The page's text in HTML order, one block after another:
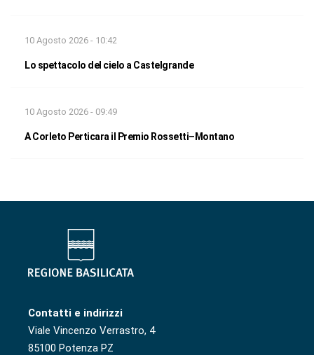
10 Agosto 2026 - 10:42
Lo spettacolo del cielo a Castelgrande
10 Agosto 2026 - 09:49
A Corleto Perticara il Premio Rossetti–Montano
Contatti e indirizzi
Viale Vincenzo Verrastro, 4
85100 Potenza PZ